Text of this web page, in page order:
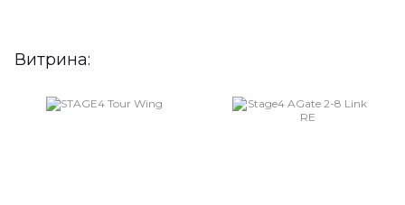
Витрина: